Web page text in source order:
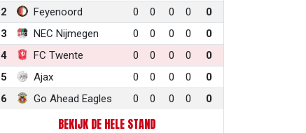
2
Feyenoord 0 0 0 0
0
3
NEC Nijmegen 0 0 0 0
0
4
FC Twente 0 0 0 0
0
5
Ajax 0 0 0 0
0
6
Go Ahead Eagles 0 0 0 0 0
BEKIJK DE HELE STAND